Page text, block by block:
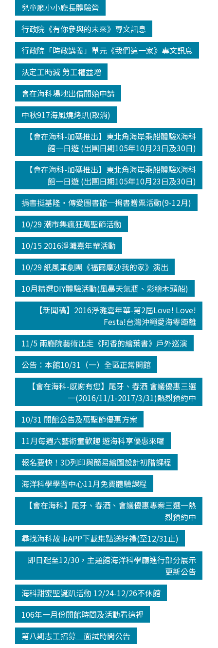
兒童廳小小廳長體驗營
行政院《有你參與的未來》專文訊息
行政院「時政講義」單元《我們這一家》專文訊息
法定工時減 勞工權益增
會在海科場地出借開始申請
中秋917海風燒烤趴(取消)
【會在海科-加碼推出】東北角海岸乘船體驗X海科
館一日遊 (出團日期105年10月23日及30日)
【會在海科-加碼推出】東北角海岸乘船體驗X海科
館一日遊 (出團日期105年10月23日及30日)
捐書挺基隆‧傳愛圖書館─捐書贈票活動(9-12月)
10/29 潮市集瘋狂萬聖節活動
10/15 2016淨灘嘉年華活動
10/29 紙風車劇團《福爾摩沙我的家》演出
10月精選DIY體驗活動(風暴天氣瓶、彩繪木頭船)
【新聞稿】2016淨灘嘉年華-第2屆Love! Love!
Festa!台灣沖繩愛海零距離
11/5 兩廳院藝術出走《阿香的繪葉書》戶外巡演
公告：本館10/31（一）全區正常開館
【會在海科-感謝有您】尾牙、春酒 會議優惠三選
一(2016/11/1-2017/3/31)熱烈預約中
10/31 開館公告及萬聖節優惠方案
11月每週六藝術童歡趣 遊海科享優惠來囉
報名要快！3D列印與簡易繪圖設計初階課程
海洋科學學習中心11月免費體驗課程
【會在海科】尾牙、春酒、會議優惠專案三選一熱
烈預約中
尋找海科故事APP下載集點送好禮(至12/31止)
即日起至12/30，主題館海洋科學廳進行部分展示
更新公告
海科甜蜜聖誕趴活動 12/24-12/26不休館
106年一月份開館時間及活動看這裡
第八期志工招募＿面試時間公告